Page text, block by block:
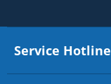
Service Hotline